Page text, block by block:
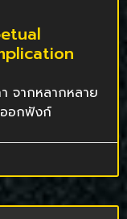
จากหลากหลาย
ออกฟังก์